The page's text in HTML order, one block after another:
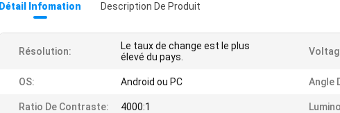
Détail Infomation Description De Produit
Résolution:
Le taux de change est le plus
élevé du pays.
OS: Android ou PC Angle
Ratio De Contraste: 4000:1